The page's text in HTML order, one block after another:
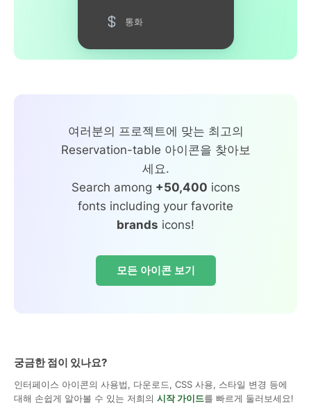
통화
여러분의 프로젝트에 맞는 최고의
Reservation-table 아이콘을 찾아보
세요.
Search among +50,400 icons
fonts including your favorite
brands icons!
모든 아이콘 보기
궁금한 점이 있나요?
인터페이스 아이콘의 사용법, 다운로드, CSS 사용, 스타일 변경 등에
대해 손쉽게 알아볼 수 있는 저희의 시작 가이드를 빠르게 둘러보세요!